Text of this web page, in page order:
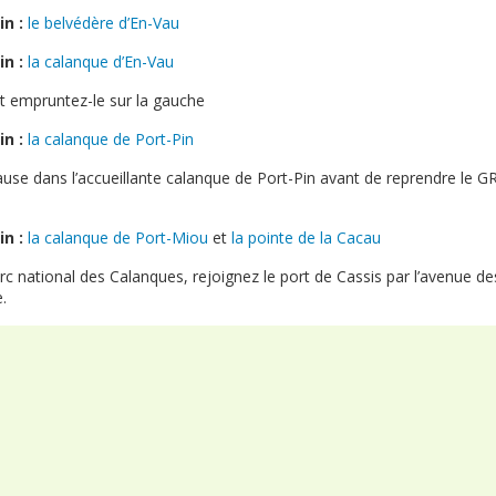
: le belvédère d’En-Vau
: la calanque d’En-Vau
empruntez-le sur la gauche
: la calanque de Port-Pin
dans l’accueillante calanque de Port-Pin avant de reprendre le
: la calanque de Port-Miou et la pointe de la Cacau
national des Calanques, rejoignez le port de Cassis par l’avenue